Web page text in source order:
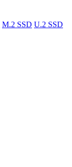
M.2 SSD U.2 SSD